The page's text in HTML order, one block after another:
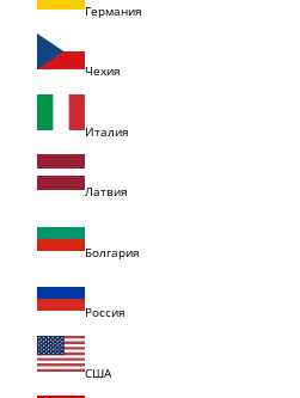
Германия
Чехия
Италия
Латвия
Болгария
Россия
США